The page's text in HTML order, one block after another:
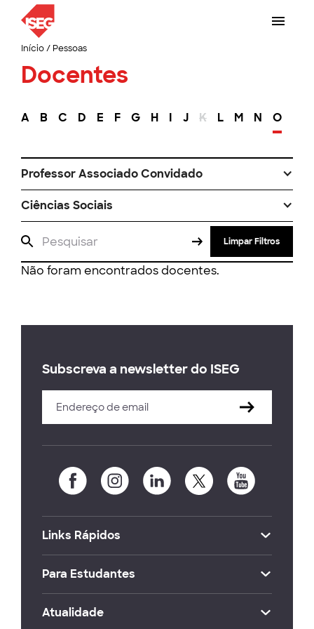
Início/ Pessoas
Docentes
A B C D E F G H I J K L M N O
Professor Associado Convidado
Ciências Sociais
Limpar Filtros
Não foram encontrados docentes.
Subscreva a newsletter do ISEG
Links Rápidos
Para Estudantes
Atualidade